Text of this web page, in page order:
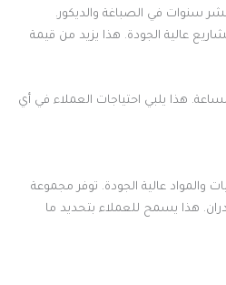
سنوات في الصباغة والديكور.
عالية الجودة. هذا يزيد من قيمة
هذا يلبي احتياجات العملاء في أي
والمواد عالية الجودة. توفر مجموعة
هذا يسمح للعملاء بتحديد ما